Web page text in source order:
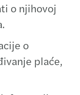
o njihovoj
o
plaće,